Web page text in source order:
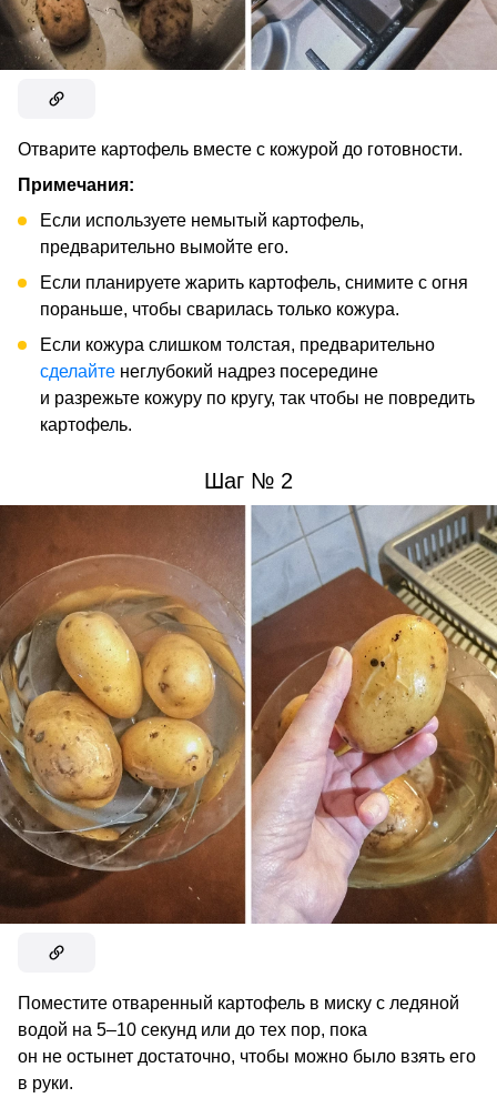
Отварите картофель вместе с кожурой до готовности.
Примечания:
Если используете немытый картофель,
предварительно вымойте его.
Если планируете жарить картофель, снимите с огня
пораньше, чтобы сварилась только кожура.
Если кожура слишком толстая, предварительно
сделайте неглубокий надрез посередине
и разрежьте кожуру по кругу, так чтобы не повредить
картофель.
Шаг № 2
Поместите отваренный картофель в миску с ледяной
водой на 5–10 секунд или до тех пор, пока
он не остынет достаточно, чтобы можно было взять его
в руки.